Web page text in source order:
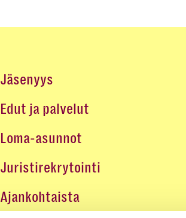
Jäsenyys
Edut ja palvelut
Loma-asunnot
Juristirekrytointi
Ajankohtaista